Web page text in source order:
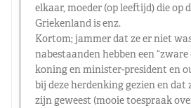
elkaar, moeder (op leeftijd) die op
Griekenland is enz.
Kortom; jammer dat ze er niet
nabestaanden hebben een “zware
koning en minister-president en
bij deze herdenking gezien en dat
zijn geweest (mooie toespraak